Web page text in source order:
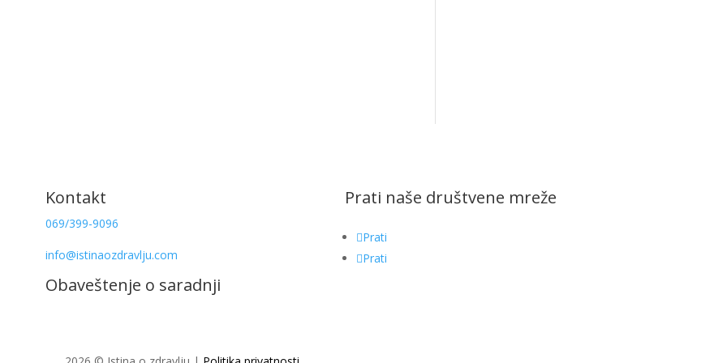
Kontakt
069/399-9096
info@istinaozdravlju.com
Obaveštenje o saradnji
Prati naše društvene mreže
Prati
Prati